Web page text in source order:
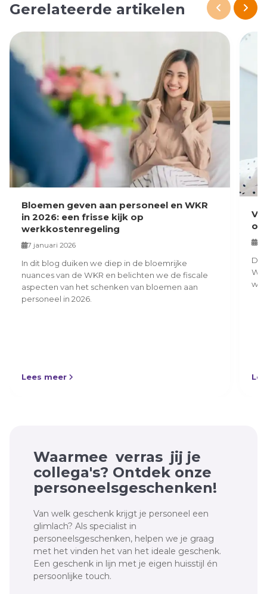
Gerelateerde artikelen
Bloemen geven aan personeel en WKR
in 2026: een frisse kijk op
werkkostenregeling
7 januari 2026
In dit blog duiken we diep in de bloemrijke
nuances van de WKR en belichten we de fiscale
aspecten van het schenken van bloemen aan
personeel in 2026.
Lees meer
12
Dit
Waarmee verras jij je
collega's? Ontdek onze
personeelsgeschenken!
Van welk geschenk krijgt je personeel een
glimlach? Als specialist in
personeelsgeschenken, helpen we je graag
met het vinden het van het ideale geschenk.
Een geschenk in lijn met je eigen huisstijl én
persoonlijke touch.